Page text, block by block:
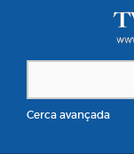
Cerca avançada